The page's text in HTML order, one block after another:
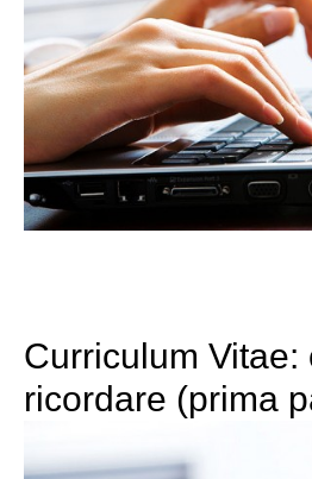
Curriculum Vitae:
ricordare (prima